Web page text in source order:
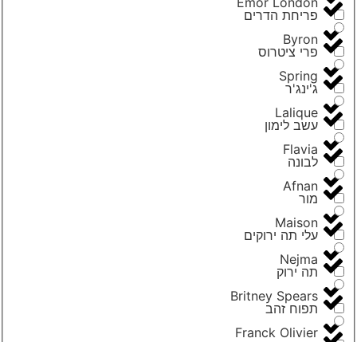
Byron
Spring
Lalique
Flavia
Afnan
Maison
Nejma
Britney Spears
Franck Olivier
פריחת הדרים
פרי ציטרוס
ג'ינג'ר
עשב לימון
לבונה
מור
עלי תה ירוקים
תה ירוק
תפוח זהב